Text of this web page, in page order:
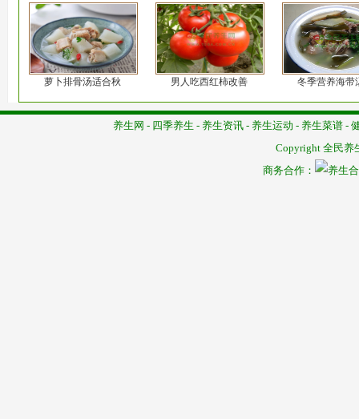
萝卜排骨汤适合秋 男人吃西红柿改善 冬季营养海带
养生网 - 四季养生 - 养生资讯 - 养生运动 - 养生菜谱 -
Copyright 全民养
商务合作：